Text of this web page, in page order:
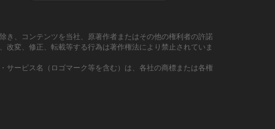
き、コンテンツを当社、原著作者またはその他の権利者の許諾
改変、修正、転載等する行為は著作権法により禁止されていま
サービス名（ロゴマーク等を含む）は、各社の商標または各権